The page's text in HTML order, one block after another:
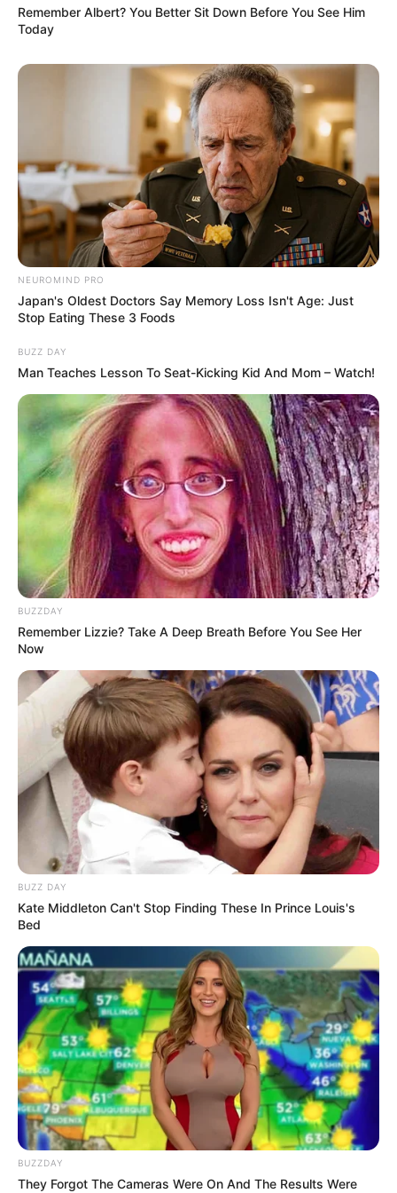
LIHAT ARTIKEL LAINNYA
Remember Albert? You Better Sit Down Before You See Him
Today
NEUROMIND PRO
Japan's Oldest Doctors Say Memory Loss Isn't Age: Just
Stop Eating These 3 Foods
BUZZ DAY
Man Teaches Lesson To Seat-Kicking Kid And Mom – Watch!
BUZZDAY
Remember Lizzie? Take A Deep Breath Before You See Her
Now
BUZZ DAY
Kate Middleton Can't Stop Finding These In Prince Louis's
Bed
BUZZDAY
They Forgot The Cameras Were On And The Results Were